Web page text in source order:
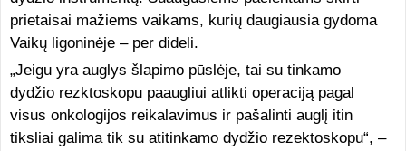
prietaisai mažiems vaikams, kurių daugiausia gydoma
Vaikų ligoninėje – per dideli.
„Jeigu yra auglys šlapimo pūslėje, tai su tinkamo
dydžio rezktoskopu paaugliui atlikti operaciją pagal
visus onkologijos reikalavimus ir pašalinti auglį itin
tiksliai galima tik su atitinkamo dydžio rezektoskopu“, –